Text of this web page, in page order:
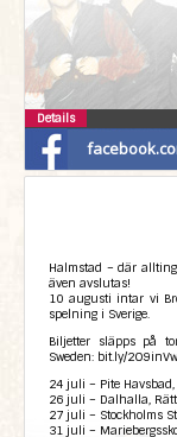
Details
Halmstad – där
även avslutas!
10 augusti intar vi
spelning i Sverige.
Biljetter släpps på
Sweden: bit.ly/2O9inVw
24 juli – Pite Havsbad,
26 juli – Dalhalla,
27 juli – Stockholms
31 juli –